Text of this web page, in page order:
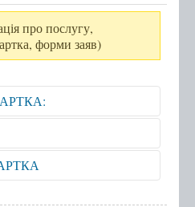
надання
про послугу,
форми заяв)